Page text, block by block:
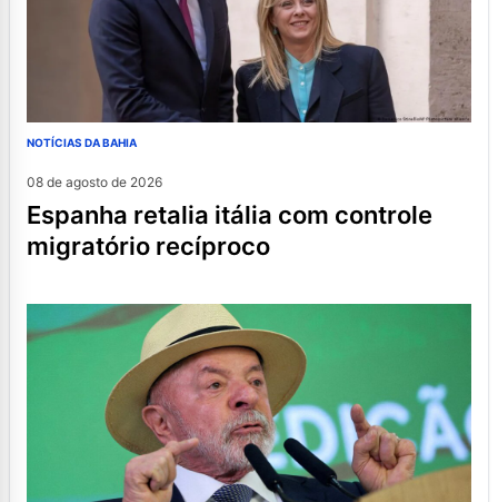
NOTÍCIAS DA BAHIA
08 de agosto de 2026
espanha retalia itália com controle
migratório recíproco